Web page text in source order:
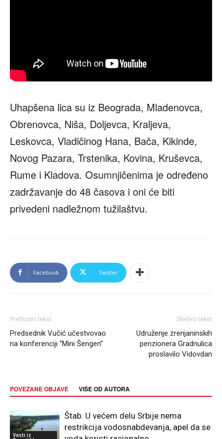
Uhapšena lica su iz Beograda, Mladenovca,
Obrenovca, Niša, Doljevca, Kraljeva,
Leskovca, Vladičinog Hana, Bača, Kikinde,
Novog Pazara, Trstenika, Kovina, Kruševca,
Rume i Kladova. Osumnjičenima je određeno
zadržavanje do 48 časova i oni će biti
privedeni nadležnom tužilaštvu.
Facebook Twitter
Prethodni tekst
Predsednik Vučić učestvovao
na konferenciji “Mini Šengen”
Sledeći tekst
Udruženje zrenjaninskih
penzionera Gradnulica
proslavilo Vidovdan
POVEZANE OBJAVE VIŠE OD AUTORA
Vesti iz
Štab: U većem delu Srbije nema
restrikcija vodosnabdevanja, apel da se